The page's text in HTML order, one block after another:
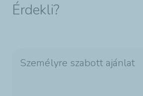
Érdekli?
Személyre szabott ajánlat